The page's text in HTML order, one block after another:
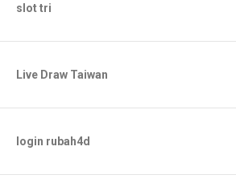
slot tri
Live Draw Taiwan
login rubah4d